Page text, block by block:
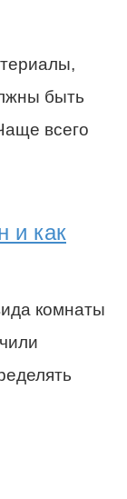
быть
всего
и как
комнаты